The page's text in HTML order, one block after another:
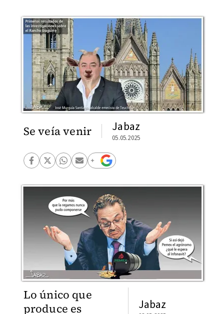
Se veía venir Jabaz
05.05.2025
Lo único que
produce es
Jabaz